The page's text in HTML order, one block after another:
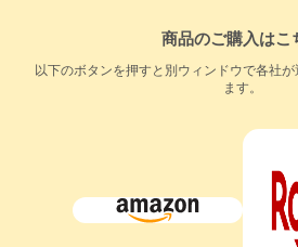
商品のご購入はこ
以下のボタンを押すと別ウィンドウで各社
ます。